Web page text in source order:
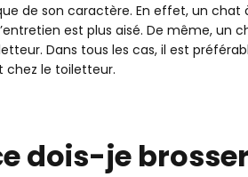
de son caractère. En effet, un chat
est plus aisé. De même, un
Dans tous les cas, il est
chez le toiletteur.
dois-je